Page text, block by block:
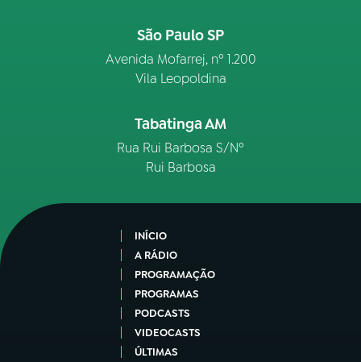
São Paulo SP
Avenida Mofarrej, nº 1.200
Vila Leopoldina
Tabatinga AM
Rua Rui Barbosa S/Nº
Rui Barbosa
INÍCIO
A RÁDIO
PROGRAMAÇÃO
PROGRAMAS
PODCASTS
VIDEOCASTS
ÚLTIMAS